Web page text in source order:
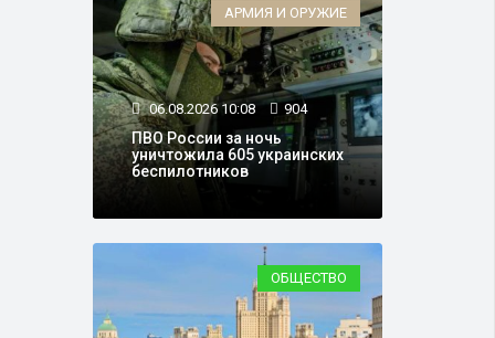
АРМИЯ И ОРУЖИЕ
06.08.2026 10:08 904
ПВО России за ночь
уничтожила 605 украинских
беспилотников
ОБЩЕСТВО